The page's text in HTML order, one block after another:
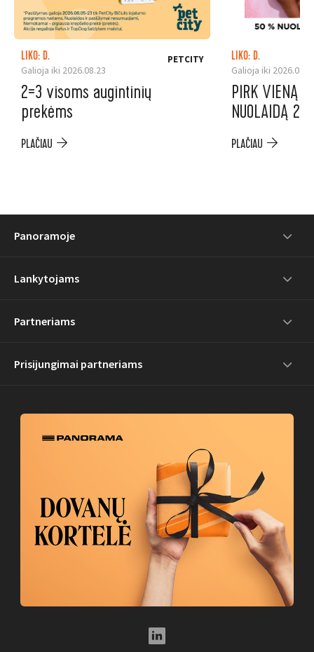
LIKO: D.
Galioja iki 2026.08.23
PETCITY
2=3 visoms augintinių
prekėms
PLAČIAU
LIKO: D.
Galioja iki
PIRK VIENĄ
NUOLAIDĄ 2-
PLAČIAU
Panoramoje
Lankytojams
Partneriams
Prisijungimai partneriams